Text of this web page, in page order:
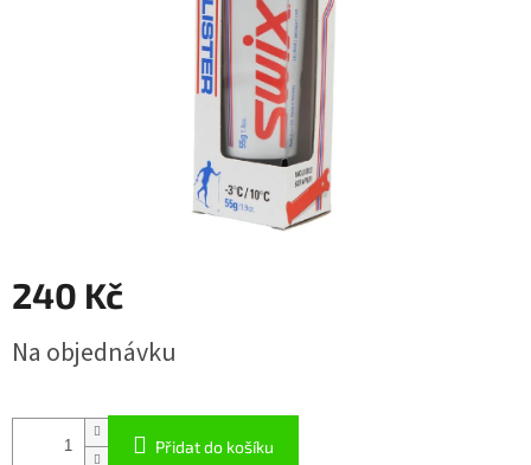
240 Kč
cena:
Na objednávku
Přidat do košíku